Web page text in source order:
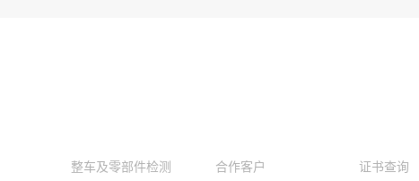
整车及零部件检测 合作客户 证书查询